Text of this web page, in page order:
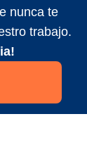
nunca te
trabajo.